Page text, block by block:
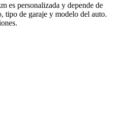
es personalizada y depende de
tipo de garaje y modelo del auto.